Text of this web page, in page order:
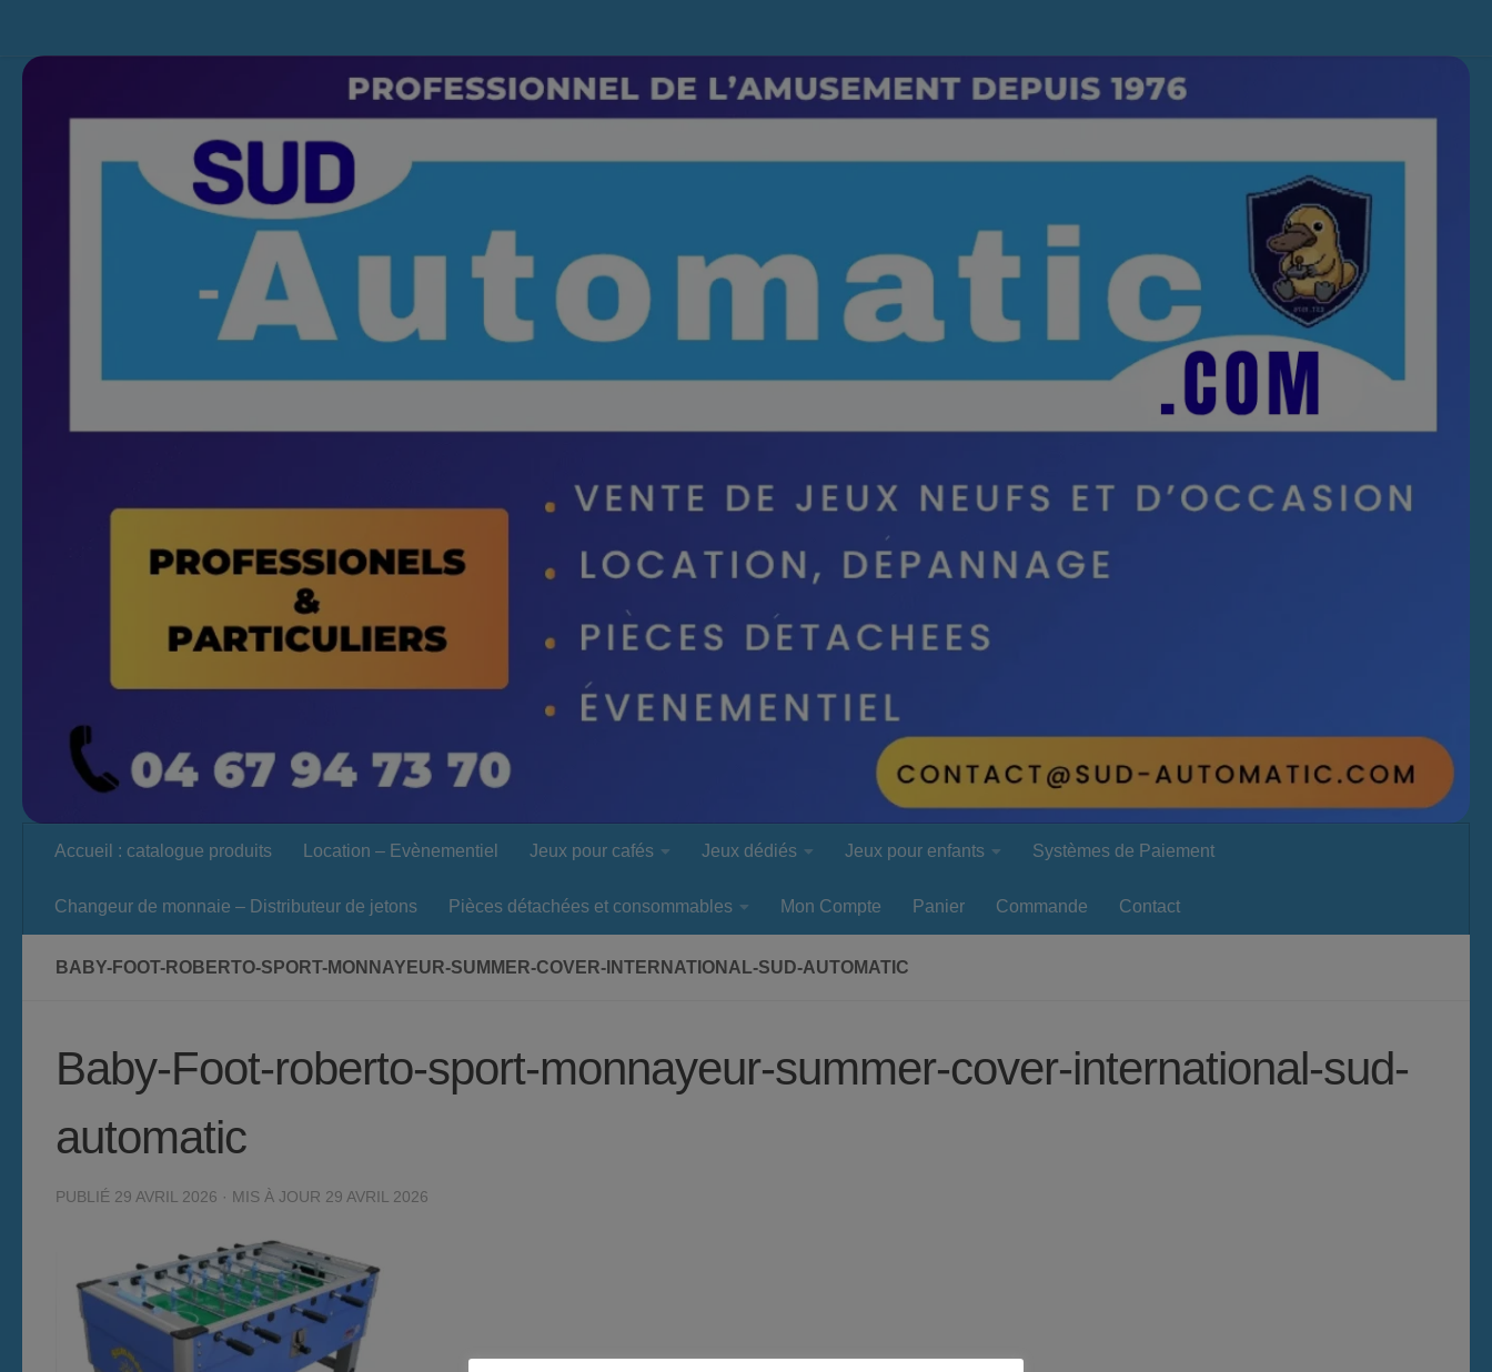
Accueil : catalogue produits Location – Evènementiel Jeux pour cafés Jeux dédiés Jeux pour enfants Systèmes de Paiement
Changeur de monnaie – Distributeur de jetons Pièces détachées et consommables Mon Compte Panier Commande Contact
BABY-FOOT-ROBERTO-SPORT-MONNAYEUR-SUMMER-COVER-INTERNATIONAL-SUD-AUTOMATIC
Baby-Foot-roberto-sport-monnayeur-summer-cover-international-sud-
automatic
PUBLIÉ 29 AVRIL 2026 · MIS À JOUR 29 AVRIL 2026